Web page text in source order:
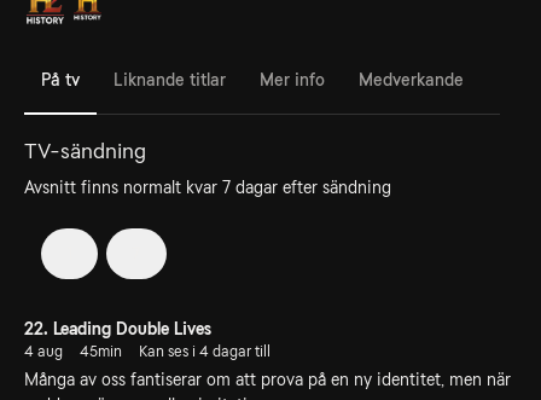
På tv Liknande titlar Mer info Medverkande
TV-sändning
Avsnitt finns normalt kvar 7 dagar efter sändning
22. Leading Double Lives
4 aug 45min Kan ses i 4 dagar till
Många av oss fantiserar om att prova på en ny identitet, men när